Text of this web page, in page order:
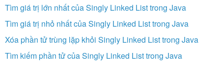
Tìm giá trị lớn nhất của Singly Linked List trong Java
Tìm giá trị nhỏ nhất của Singly Linked List trong Java
Xóa phần tử trùng lặp khỏi Singly Linked List trong Java
Tìm kiếm phần tử của Singly Linked List trong Java